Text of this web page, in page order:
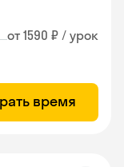
от 1590 ₽ / урок
время